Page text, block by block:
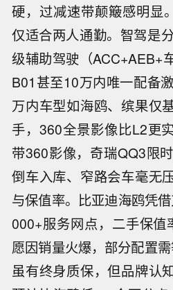
硬，过减速带颠簸感明显
仅适合两人通勤。智驾是
级辅助驾驶（ACC+AEB+
B01甚至10万内唯一配备
万内车型如海鸥、缤果仅
手，360全景影像比L2
带360影像，奇瑞QQ3限
倒车入库、窄路会车毫无
与保值率。比亚迪海鸥凭
000+服务网点，二手保值
愿因销量火爆，部分配置
虽有终身质保，但品牌认